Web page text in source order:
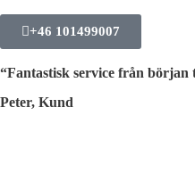
+46 101499007
“Fantastisk service från början
Peter, Kund